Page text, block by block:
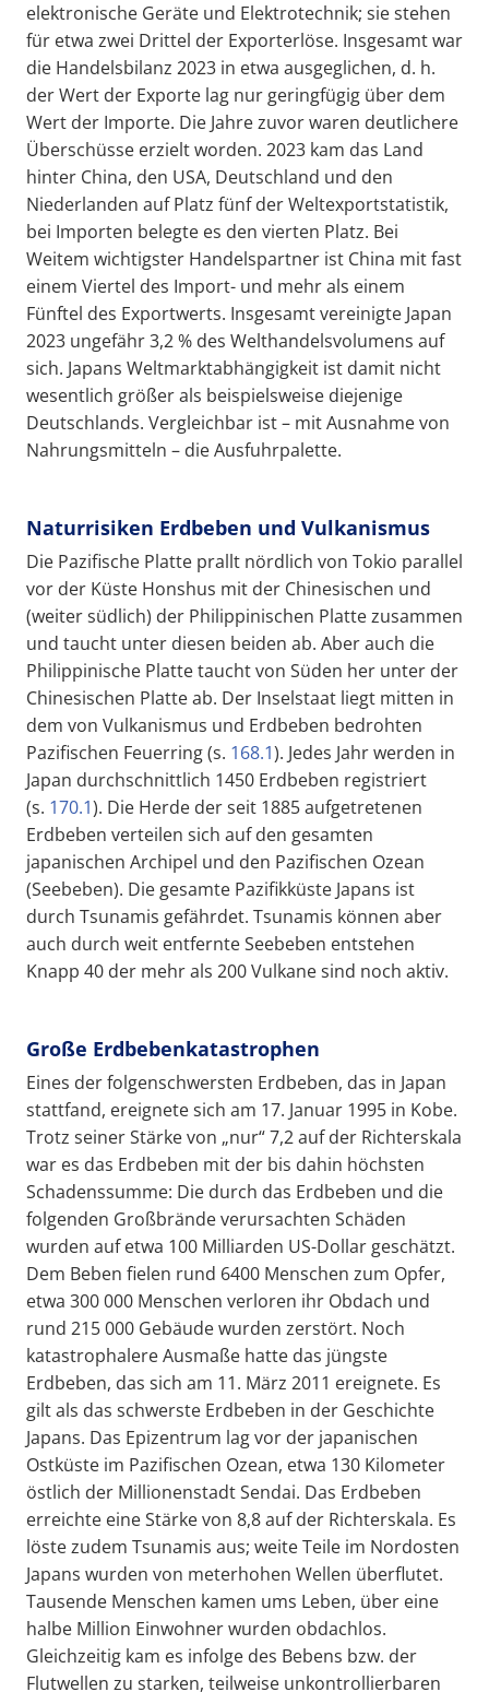
elektronische Geräte und Elektrotechnik; sie stehen
für etwa zwei Drittel der Exporterlöse. Insgesamt war
die Handelsbilanz 2023 in etwa ausgeglichen, d. h.
der Wert der Exporte lag nur geringfügig über dem
Wert der Importe. Die Jahre zuvor waren deutlichere
Überschüsse erzielt worden. 2023 kam das Land
hinter China, den USA, Deutschland und den
Niederlanden auf Platz fünf der Weltexportstatistik,
bei Importen belegte es den vierten Platz. Bei
Weitem wichtigster Handelspartner ist China mit fast
einem Viertel des Import- und mehr als einem
Fünftel des Exportwerts. Insgesamt vereinigte Japan
2023 ungefähr 3,2 % des Welthandelsvolumens auf
sich. Japans Weltmarktabhängigkeit ist damit nicht
wesentlich größer als beispielsweise diejenige
Deutschlands. Vergleichbar ist – mit Ausnahme von
Nahrungsmitteln – die Ausfuhrpalette.
Naturrisiken Erdbeben und Vulkanismus
Die Pazifische Platte prallt nördlich von Tokio parallel
vor der Küste Honshus mit der Chinesischen und
(weiter südlich) der Philippinischen Platte zusammen
und taucht unter diesen beiden ab. Aber auch die
Philippinische Platte taucht von Süden her unter der
Chinesischen Platte ab. Der Inselstaat liegt mitten in
dem von Vulkanismus und Erdbeben bedrohten
Pazifischen Feuerring (s. 168.1). Jedes Jahr werden in
Japan durchschnittlich 1450 Erdbeben registriert
(s. 170.1). Die Herde der seit 1885 aufgetretenen
Erdbeben verteilen sich auf den gesamten
japanischen Archipel und den Pazifischen Ozean
(Seebeben). Die gesamte Pazifikküste Japans ist
durch Tsunamis gefährdet. Tsunamis können aber
auch durch weit entfernte Seebeben entstehen
Knapp 40 der mehr als 200 Vulkane sind noch aktiv.
Große Erdbebenkatastrophen
Eines der folgenschwersten Erdbeben, das in Japan
stattfand, ereignete sich am 17. Januar 1995 in Kobe.
Trotz seiner Stärke von „nur“ 7,2 auf der Richterskala
war es das Erdbeben mit der bis dahin höchsten
Schadenssumme: Die durch das Erdbeben und die
folgenden Großbrände verursachten Schäden
wurden auf etwa 100 Milliarden US-Dollar geschätzt.
Dem Beben fielen rund 6400 Menschen zum Opfer,
etwa 300 000 Menschen verloren ihr Obdach und
rund 215 000 Gebäude wurden zerstört. Noch
katastrophalere Ausmaße hatte das jüngste
Erdbeben, das sich am 11. März 2011 ereignete. Es
gilt als das schwerste Erdbeben in der Geschichte
Japans. Das Epizentrum lag vor der japanischen
Ostküste im Pazifischen Ozean, etwa 130 Kilometer
östlich der Millionenstadt Sendai. Das Erdbeben
erreichte eine Stärke von 8,8 auf der Richterskala. Es
löste zudem Tsunamis aus; weite Teile im Nordosten
Japans wurden von meterhohen Wellen überflutet.
Tausende Menschen kamen ums Leben, über eine
halbe Million Einwohner wurden obdachlos.
Gleichzeitig kam es infolge des Bebens bzw. der
Flutwellen zu starken, teilweise unkontrollierbaren